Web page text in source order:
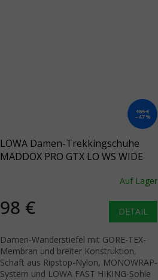
185 €
–47 %
LOWA Damen-Trekkingschuhe
MADDOX PRO GTX LO WS WIDE
Auf Lager
98 € DETAIL
Damen-Wanderstiefel mit GORE-TEX-
Membran und breiter Konstruktion,
Schaft aus Ripstop-Nylon, MONOWRAP-
System und LOWA FAST HIKING-Sohle